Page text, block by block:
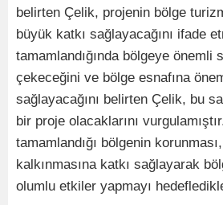
belirten Çelik, projenin bölge
büyük katkı sağlayacağını ifade
tamamlandığında bölgeye önemli
çekeceğini ve bölge esnafına
sağlayacağını belirten Çelik, bu
bir proje olacaklarını
tamamlandığı bölgenin
kalkınmasına katkı sağlayarak
olumlu etkiler yapmayı